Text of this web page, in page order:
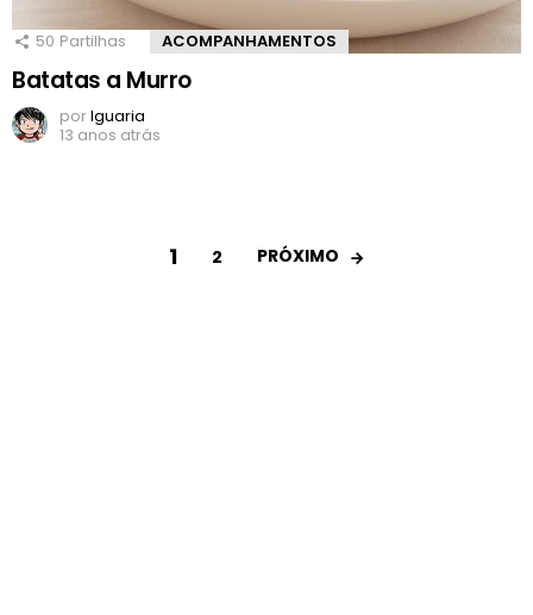
50 Partilhas ACOMPANHAMENTOS
Batatas a Murro
porIguaria
13 anos atrás
1 2 PRÓXIMO